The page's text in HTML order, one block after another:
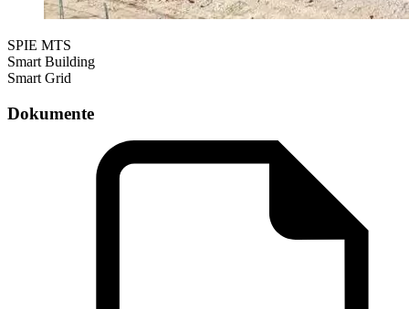
SPIE MTS
Smart Building
Smart Grid
Dokumente